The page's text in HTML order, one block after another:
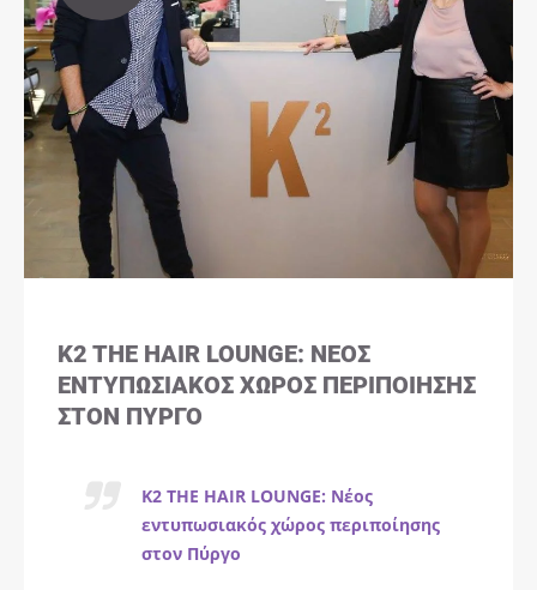
K2 THE HAIR LOUNGE: ΝΈΟΣ
ΕΝΤΥΠΩΣΙΑΚΌΣ ΧΏΡΟΣ ΠΕΡΙΠΟΊΗΣΗΣ
ΣΤΟΝ ΠΎΡΓΟ
K2 THE HAIR LOUNGE: Νέος
εντυπωσιακός χώρος περιποίησης
στον Πύργο